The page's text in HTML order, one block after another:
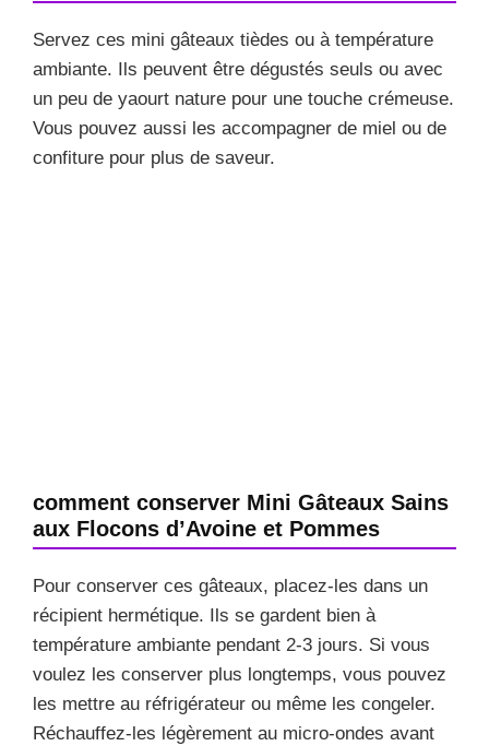
Servez ces mini gâteaux tièdes ou à température
ambiante. Ils peuvent être dégustés seuls ou avec
un peu de yaourt nature pour une touche crémeuse.
Vous pouvez aussi les accompagner de miel ou de
confiture pour plus de saveur.
comment conserver Mini Gâteaux Sains
aux Flocons d’Avoine et Pommes
Pour conserver ces gâteaux, placez-les dans un
récipient hermétique. Ils se gardent bien à
température ambiante pendant 2-3 jours. Si vous
voulez les conserver plus longtemps, vous pouvez
les mettre au réfrigérateur ou même les congeler.
Réchauffez-les légèrement au micro-ondes avant